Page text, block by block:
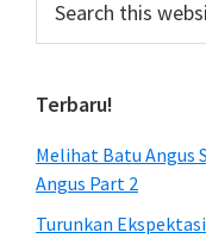
this
Terbaru!
Melihat Batu Angus
Angus Part 2
Turunkan